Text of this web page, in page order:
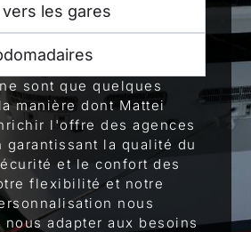
les gares
sont que quelques
manière dont Mattei
l'offre des agences
garantissant la qualité du
et le confort des
flexibilité et notre
nous
nous adapter aux besoins